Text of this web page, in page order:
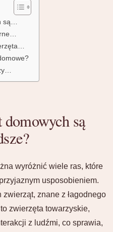
są…
są
wyróżnić wiele ras, które
usposobieniem.
zwierząt, znane z łagodnego
zwierzęta towarzyskie,
z ludźmi, co sprawia,